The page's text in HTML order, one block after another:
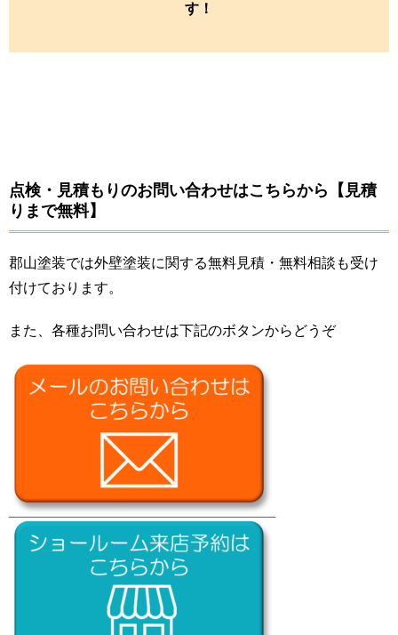
す！
点検・見積もりのお問い合わせはこちらから【見積
りまで無料】
郡山塗装では外壁塗装に関する無料見積・無料相談も受け
付けております。
また、各種お問い合わせは下記のボタンからどうぞ